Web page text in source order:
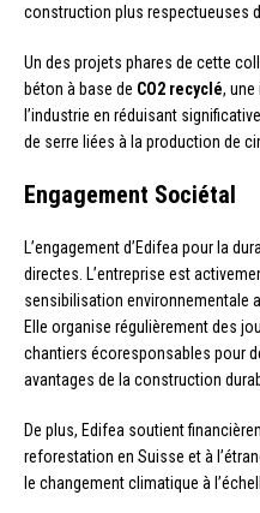
construction plus respectueuses
Un des projets phares de cette
béton à base de CO2 recyclé,
l’industrie en réduisant
de serre liées à la production de
Engagement Sociétal
L’engagement d’Edifea pour la
directes. L’entreprise est
sensibilisation environnementale
Elle organise régulièrement des
chantiers écoresponsables pour
avantages de la construction
De plus, Edifea soutient
reforestation en Suisse et à
le changement climatique à